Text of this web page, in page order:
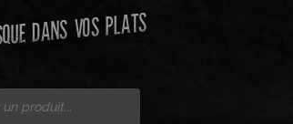
DANS VOS PLATS